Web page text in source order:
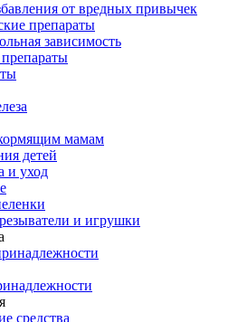
от вредных привычек
препараты
зависимость
мамам
детей
и уход
и игрушки
средства